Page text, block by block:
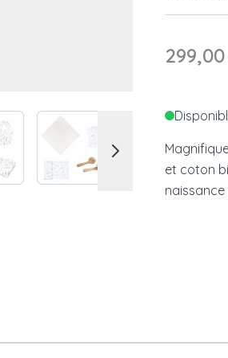
larger imageView larger imageView
et coton